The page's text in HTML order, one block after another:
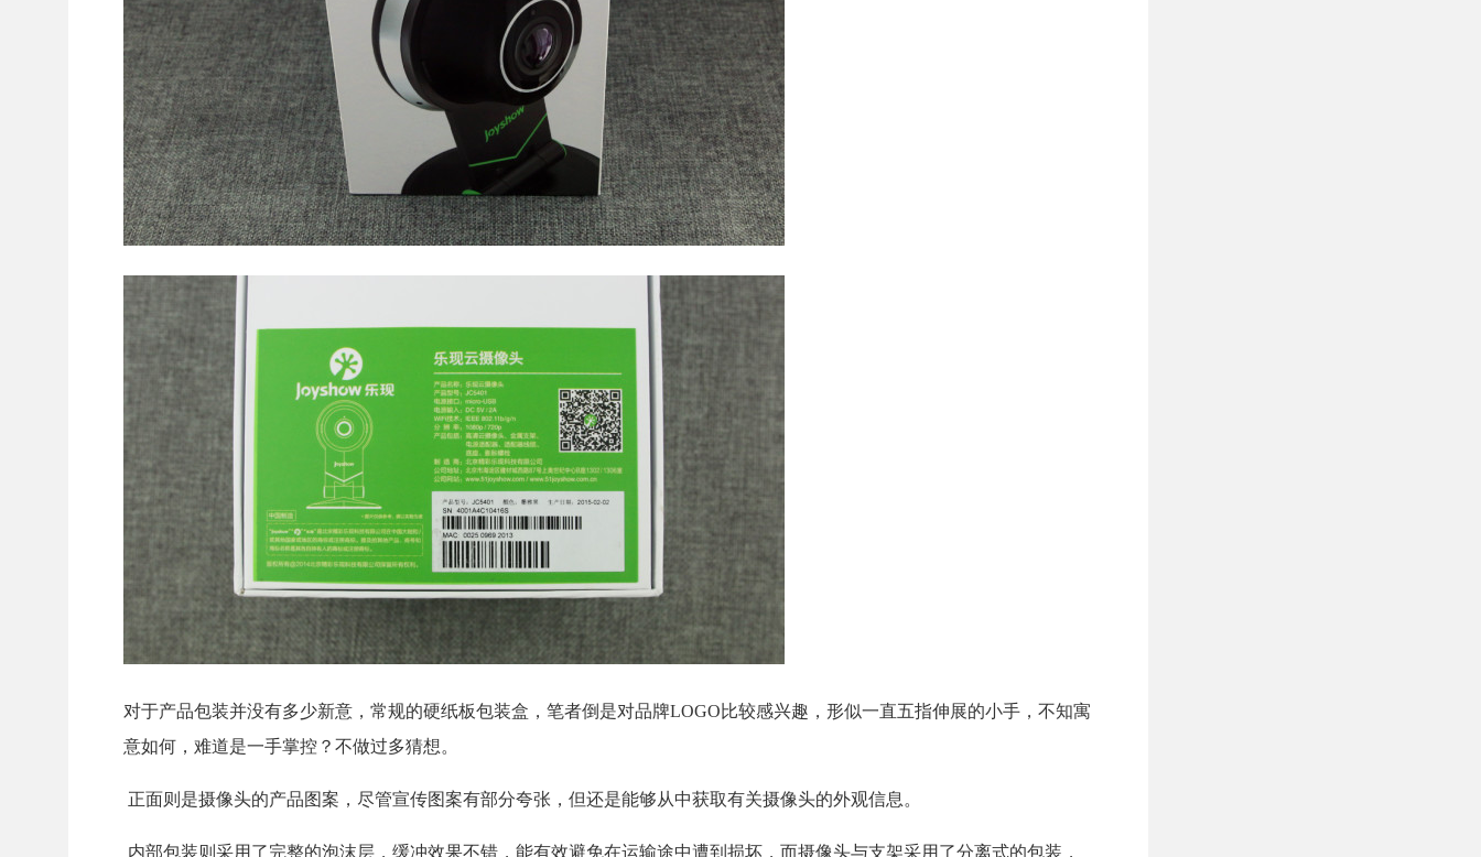
对于产品包装并没有多少新意，常规的硬纸板包装盒，笔者倒是对品牌LOGO比较感兴趣，形似一直五指伸展的小手，不知寓
意如何，难道是一手掌控？不做过多猜想。
正面则是摄像头的产品图案，尽管宣传图案有部分夸张，但还是能够从中获取有关摄像头的外观信息。
内部包装则采用了完整的泡沫层，缓冲效果不错，能有效避免在运输途中遭到损坏，而摄像头与支架采用了分离式的包装，